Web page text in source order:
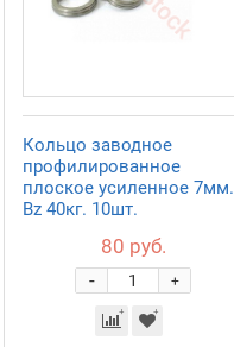
Кольцо заводное
профилированное
плоское усиленное 7мм.
Bz 40кг. 10шт.
80 руб.
+
-